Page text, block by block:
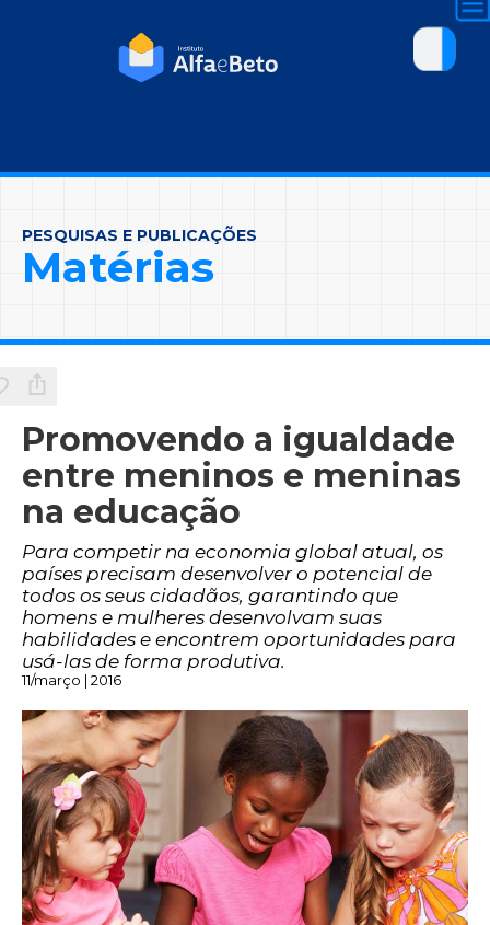
PESQUISAS E PUBLICAÇÕES
Matérias
Promovendo a igualdade
entre meninos e meninas
na educação
Para competir na economia global atual, os
países precisam desenvolver o potencial de
todos os seus cidadãos, garantindo que
homens e mulheres desenvolvam suas
habilidades e encontrem oportunidades para
usá-las de forma produtiva.
11/março | 2016